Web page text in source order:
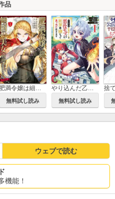
品
肥満令嬢は細くなり、後は傾国の美女（物理）として生きるのみ@COMIC
無料試し読み
やり込んだ乙女ゲームの悪役モブですが、断罪は嫌なので真っ当に生きます@COMIC
無料試し読み
ウェブで読む
機能！